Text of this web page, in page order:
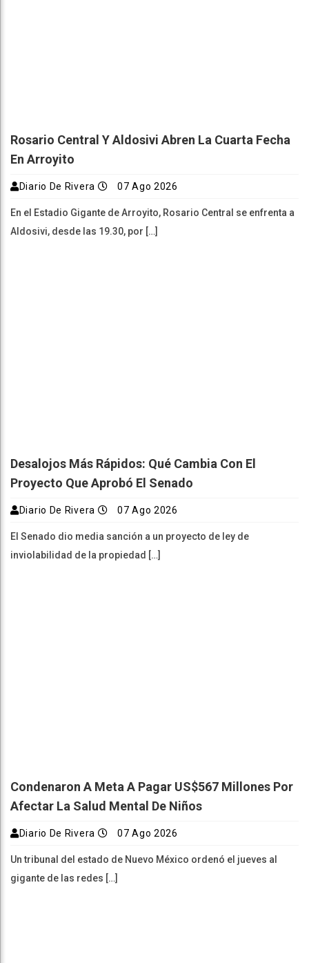
Rosario Central Y Aldosivi Abren La Cuarta Fecha
En Arroyito
Diario De Rivera 07 Ago 2026
En el Estadio Gigante de Arroyito, Rosario Central se enfrenta a
Aldosivi, desde las 19.30, por […]
Desalojos Más Rápidos: Qué Cambia Con El
Proyecto Que Aprobó El Senado
Diario De Rivera 07 Ago 2026
El Senado dio media sanción a un proyecto de ley de
inviolabilidad de la propiedad […]
Condenaron A Meta A Pagar US$567 Millones Por
Afectar La Salud Mental De Niños
Diario De Rivera 07 Ago 2026
Un tribunal del estado de Nuevo México ordenó el jueves al
gigante de las redes […]